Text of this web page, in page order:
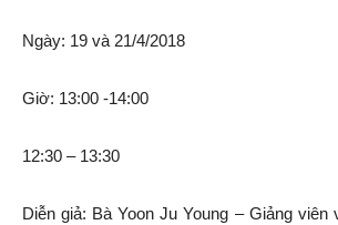
Ngày: 19 và 21/4/2018
Giờ: 13:00 -14:00
12:30 – 13:30
Diễn giả: Bà Yoon Ju Young – Giảng viên